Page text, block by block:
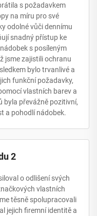
s požadavkem
na míru pro své
odolné vůči dennímu
snadný přístup ke
s posíleným
jsme zajistili ochranu
bylo trvanlivé a
funkční požadavky,
vlastních barev a
byla převážně pozitivní,
a pohodlí nádobek.
2
o odlišení svých
vlastních
těsně spolupracovali
jejich firemní identitě a